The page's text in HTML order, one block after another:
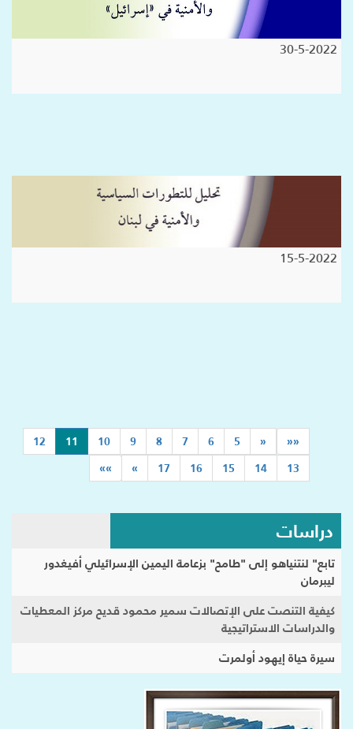
30-5-2022
15-5-2022
««
«
5
6
7
8
9
10
11
12
13
14
15
16
17
»
»»
دراسات
تابع" لنتنياهو إلى "طامح" بزعامة اليمين الإسرائيلي أفيغدور
ليبرمان
كيفية التنصت على الإتصالات سمير محمود قديح مركز المعطيات
والدراسات الاستراتيجية
سيرة حياة إيهود أولمرت